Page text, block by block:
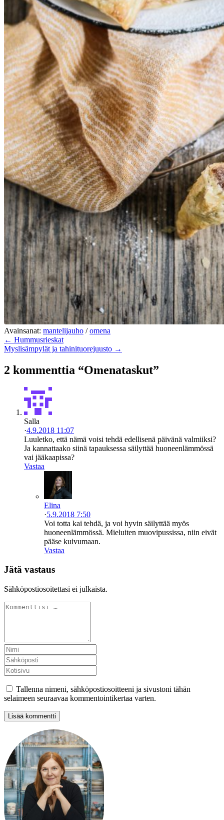
Avainsanat: mantelijauho /omena
← Hummusrieskat
Myslisämpylät ja tahinituorejuusto →
2 kommenttia “Omenataskut”
Salla
·4.9.2018 11:07
Luuletko, että nämä voisi tehdä edellisenä päivänä valmiiksi?
Ja kannattaako siinä tapauksessa säilyttää huoneenlämmössä
vai jääkaapissa?
Vastaa
Elina
·5.9.2018 7:50
Voi totta kai tehdä, ja voi hyvin säilyttää myös
huoneenlämmössä. Mieluiten muovipussissa, niin eivät
pääse kuivumaan.
Vastaa
Jätä vastaus
Sähköpostiosoitettasi ei julkaista.
Tallenna nimeni, sähköpostiosoitteeni ja sivustoni tähän
selaimeen seuraavaa kommentointikertaa varten.